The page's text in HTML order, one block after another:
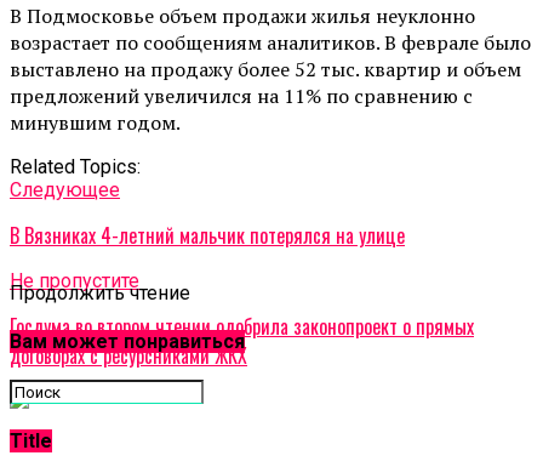
В Подмосковье объем продажи жилья неуклонно
возрастает по сообщениям аналитиков. В феврале было
выставлено на продажу более 52 тыс. квартир и объем
предложений увеличился на 11% по сравнению с
минувшим годом.
Related Topics:
Cледующее
В Вязниках 4-летний мальчик потерялся на улице
Не пропустите
Госдума во втором чтении одобрила законопроект о прямых
договорах с ресурсниками ЖКХ
Продолжить чтение
Вам может понравиться
Title